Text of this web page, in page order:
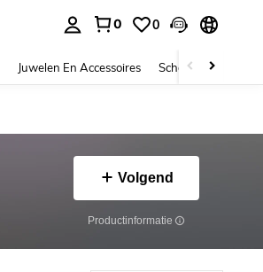
0 0
Juwelen En Accessoires Schoonheid &
Volgend
Productinformatie